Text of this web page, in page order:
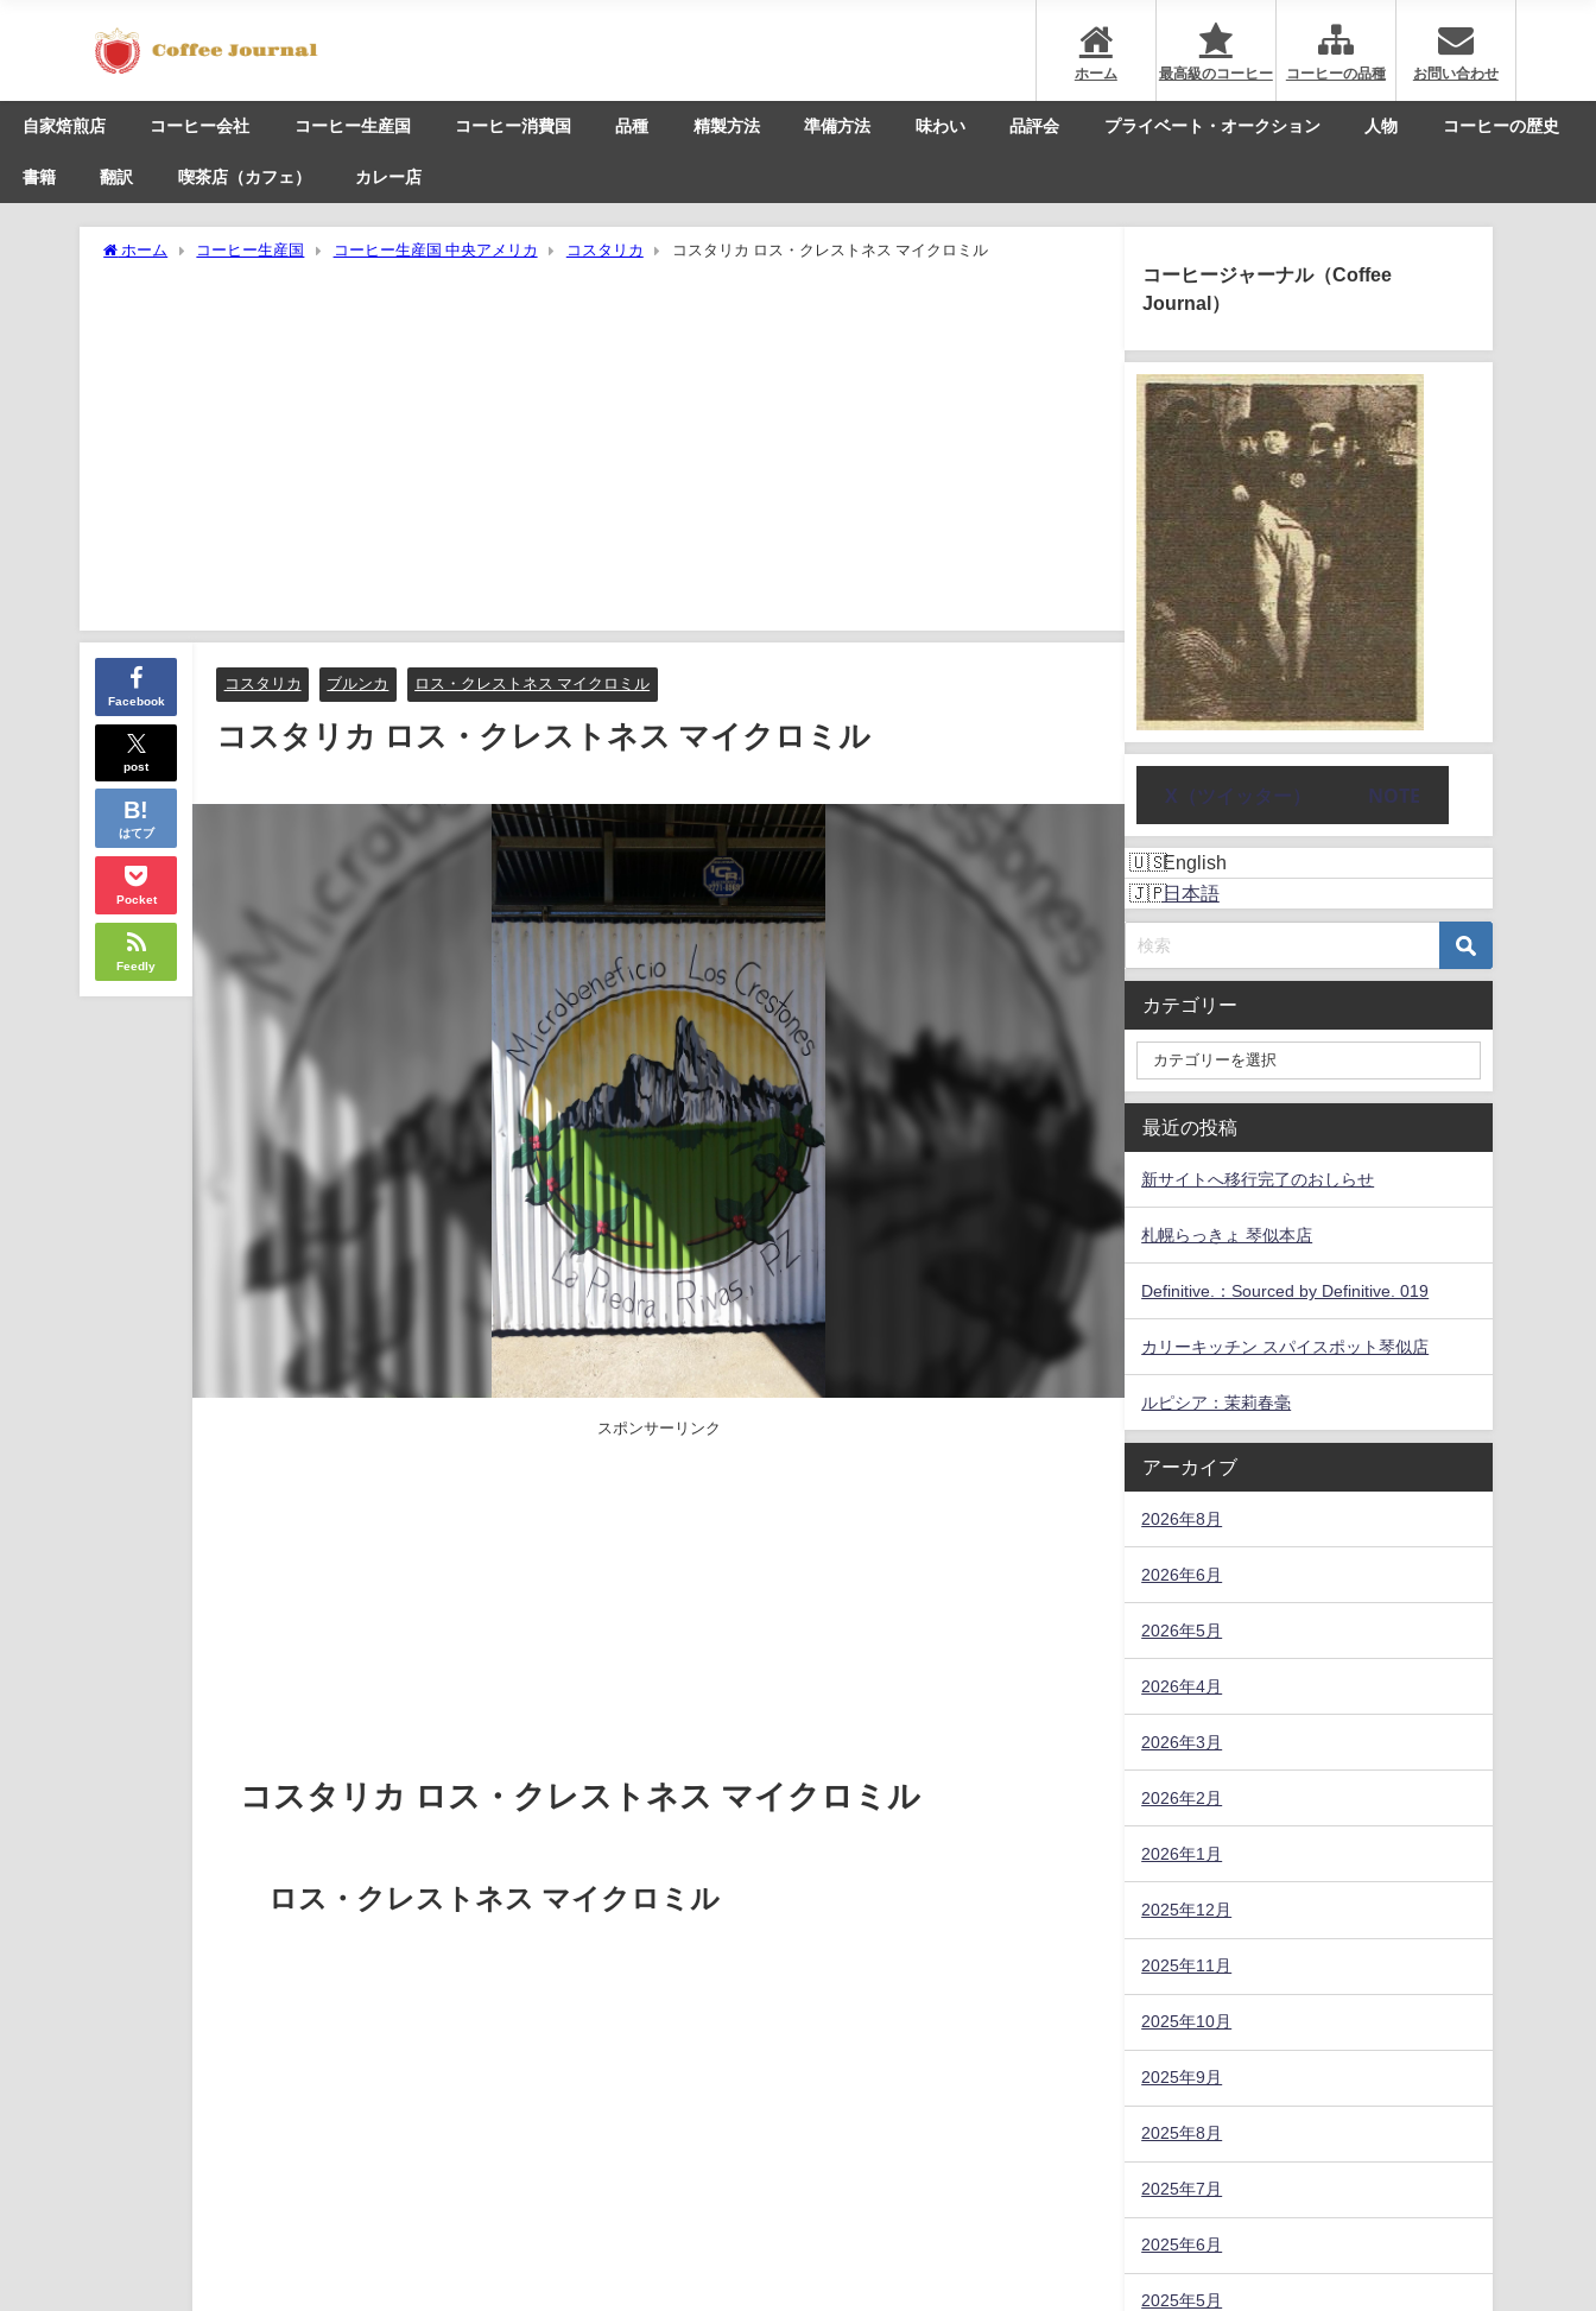
ホーム 最高級のコーヒー コーヒーの品種 お問い合わせ
自家焙煎店 コーヒー会社 コーヒー生産国 コーヒー消費国 品種 精製方法 準備方法 味わい 品評会 プライベート・オークション 人物 コーヒーの歴史
書籍 翻訳 喫茶店（カフェ） カレー店
ホーム コーヒー生産国 コーヒー生産国 中央アメリカ コスタリカ コスタリカ ロス・クレストネス マイクロミル
Facebook
post
はてブ
Pocket
Feedly
コスタリカ ブルンカ ロス・クレストネス マイクロミル
コスタリカ ロス・クレストネス マイクロミル
スポンサーリンク
コスタリカ ロス・クレストネス マイクロミル
ロス・クレストネス マイクロミル
コーヒージャーナル（Coffee
Journal）
X（ツイッター） NOTE
English
日本語
カテゴリー
最近の投稿
新サイトへ移行完了のおしらせ
札幌らっきょ 琴似本店
Definitive.：Sourced by Definitive. 019
カリーキッチン スパイスポット琴似店
ルピシア：茉莉春毫
アーカイブ
2026年8月
2026年6月
2026年5月
2026年4月
2026年3月
2026年2月
2026年1月
2025年12月
2025年11月
2025年10月
2025年9月
2025年8月
2025年7月
2025年6月
2025年5月